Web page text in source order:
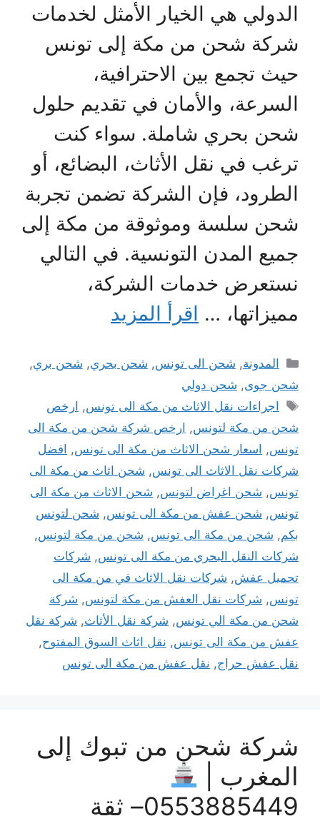
الدولي هي الخيار الأمثل لخدمات
شركة شحن من مكة إلى تونس
حيث تجمع بين الاحترافية،
السرعة، والأمان في تقديم حلول
شحن بحري شاملة. سواء كنت
ترغب في نقل الأثاث، البضائع، أو
الطرود، فإن الشركة تضمن تجربة
شحن سلسة وموثوقة من مكة إلى
جميع المدن التونسية. في التالي
نستعرض خدمات الشركة،
مميزاتها، … اقرأ المزيد
التصنيفات
المدونة, شحن الى تونس, شحن بحري, شحن بري,
شحن جوى, شحن دولي
الوسوم
اجراءات نقل الاثاث من مكة الى تونس, ارخص
شحن من مكة لتونس, ارخص شركة شحن من مكة الى
تونس, اسعار شحن الاثاث من مكة الى تونس, افضل
شركات نقل الاثاث الى تونس, شحن اثاث من مكة الى
تونس, شحن اغراض لتونس, شحن الاثاث من مكة الى
تونس, شحن عفش من مكة الى تونس, شحن لتونس
بكم, شحن من مكة الى تونس, شحن من مكة لتونس,
شركات النقل البحري من مكة الى تونس, شركات
تحميل عفش, شركات نقل الاثاث في من مكة الى
تونس, شركات نقل العفش من مكة لتونس, شركة
شحن من مكة الي تونس, شركة نقل الأثاث, شركة نقل
عفش من مكة الى تونس, نقل اثاث السوق المفتوح,
نقل عفش حراج, نقل عفش من مكة الى تونس
شركة شحن من تبوك إلى
المغرب |
0553885449– ثقة